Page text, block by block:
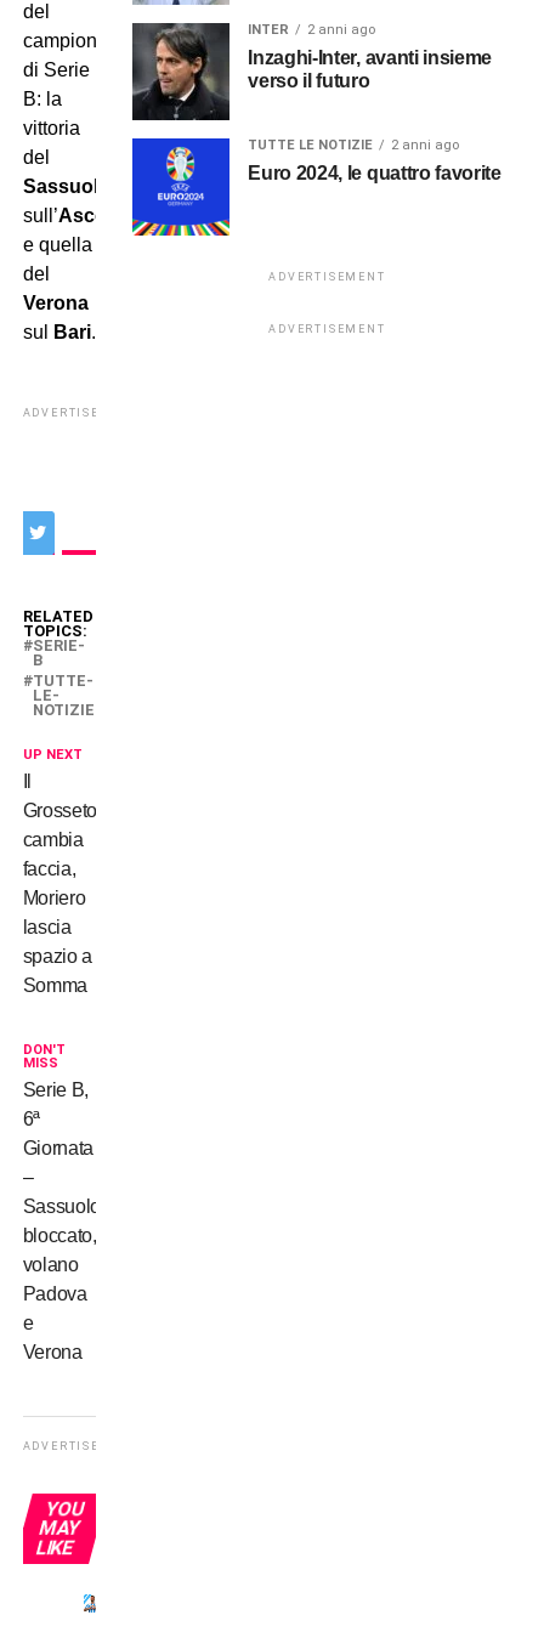
del
campionato
di Serie
B: la
vittoria
del
Sassuolo
sull’Ascoli
e quella
del
Verona
sul
Bari.
ADVERTISEMENT
RELATED
TOPICS:
SERIE-
B
TUTTE-
LE-
NOTIZIE
UP NEXT
Grosseto
cambia
faccia,
Moriero
lascia
spazio a
Somma
DON'T
MISS
Serie B,
6ª
Giornata
–
Sassuolo
bloccato,
volano
Padova
e
Verona
ADVERTISEMENT
YOU
MAY
LIKE
INTER 2 anni ago
Inzaghi-Inter, avanti insieme
verso il futuro
TUTTE LE NOTIZIE 2 anni ago
Euro 2024, le quattro favorite
ADVERTISEMENT
ADVERTISEMENT